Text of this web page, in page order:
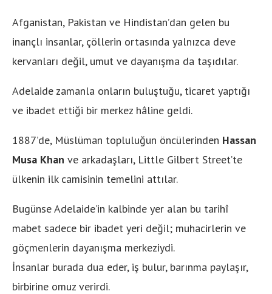
Afganistan, Pakistan ve Hindistan’dan gelen bu
inançlı insanlar, çöllerin ortasında yalnızca deve
kervanları değil, umut ve dayanışma da taşıdılar.
Adelaide zamanla onların buluştuğu, ticaret yaptığı
ve ibadet ettiği bir merkez hâline geldi.
1887’de, Müslüman topluluğun öncülerinden Hassan
Musa Khan ve arkadaşları, Little Gilbert Street’te
ülkenin ilk camisinin temelini attılar.
Bugünse Adelaide’in kalbinde yer alan bu tarihî
mabet sadece bir ibadet yeri değil; muhacirlerin ve
göçmenlerin dayanışma merkeziydi.
İnsanlar burada dua eder, iş bulur, barınma paylaşır,
birbirine omuz verirdi.